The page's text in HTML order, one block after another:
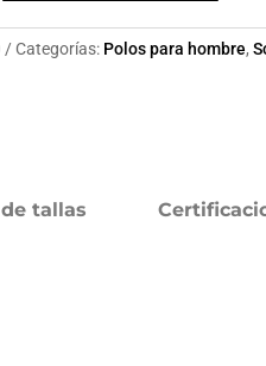
Categorías: Polos para hombre,
tallas